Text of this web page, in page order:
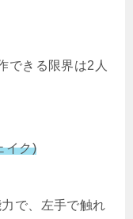
できる限界は2人
イク)
で、左手で触れ